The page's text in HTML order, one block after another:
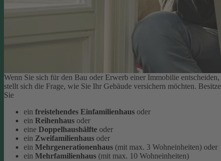
Wenn Sie sich für den Bau oder Erwerb einer Immobilie entscheiden,
stellt sich die Frage, wie Sie Ihr Gebäude versichern möchten.
Sie
ein freistehendes Einfamilienhaus oder
ein Reihenhaus oder
eine Doppelhaushälfte oder
ein Zweifamilienhaus oder
ein Mehrgenerationenhaus (mit max. 3 Wohneinheiten) oder
ein Mehrfamilienhaus (mit max. 10 Wohneinheiten)